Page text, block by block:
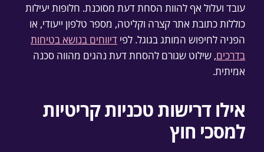
עובד ועלול אף להוות הסחת דעת מסוכנת. חלופות יעילות
כוללות כתובת אתר קצרה וקליטה, מספר טלפון ייעודי, או
הפניה לחיפוש המותג בגוגל. לפי דיווחים בנושא בטיחות
בדרכים, שילוט שגורם להסחת דעת נהגים מהווה סכנה
אמיתית.
אילו דרישות טכניות קריטיות
למסכי חוץ